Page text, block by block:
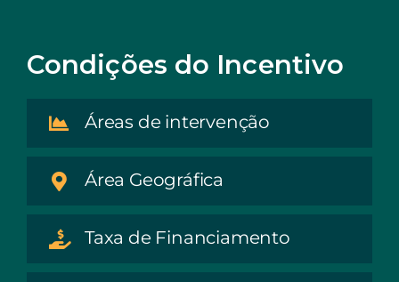
Condições do Incentivo
Áreas de intervenção
Área Geográfica
Taxa de Financiamento